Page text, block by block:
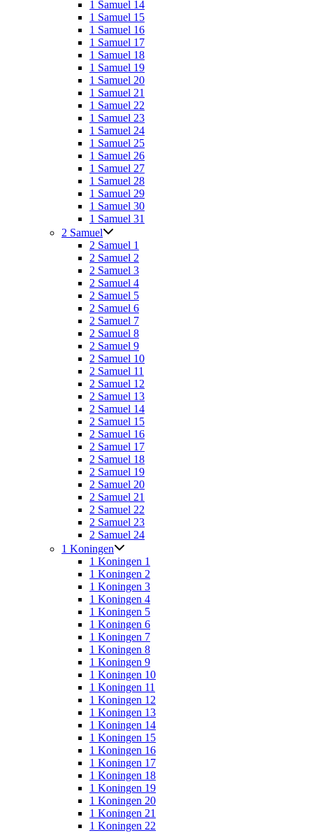
1 Samuel 14
1 Samuel 15
1 Samuel 16
1 Samuel 17
1 Samuel 18
1 Samuel 19
1 Samuel 20
1 Samuel 21
1 Samuel 22
1 Samuel 23
1 Samuel 24
1 Samuel 25
1 Samuel 26
1 Samuel 27
1 Samuel 28
1 Samuel 29
1 Samuel 30
1 Samuel 31
2 Samuel
2 Samuel 1
2 Samuel 2
2 Samuel 3
2 Samuel 4
2 Samuel 5
2 Samuel 6
2 Samuel 7
2 Samuel 8
2 Samuel 9
2 Samuel 10
2 Samuel 11
2 Samuel 12
2 Samuel 13
2 Samuel 14
2 Samuel 15
2 Samuel 16
2 Samuel 17
2 Samuel 18
2 Samuel 19
2 Samuel 20
2 Samuel 21
2 Samuel 22
2 Samuel 23
2 Samuel 24
1 Koningen
1 Koningen 1
1 Koningen 2
1 Koningen 3
1 Koningen 4
1 Koningen 5
1 Koningen 6
1 Koningen 7
1 Koningen 8
1 Koningen 9
1 Koningen 10
1 Koningen 11
1 Koningen 12
1 Koningen 13
1 Koningen 14
1 Koningen 15
1 Koningen 16
1 Koningen 17
1 Koningen 18
1 Koningen 19
1 Koningen 20
1 Koningen 21
1 Koningen 22